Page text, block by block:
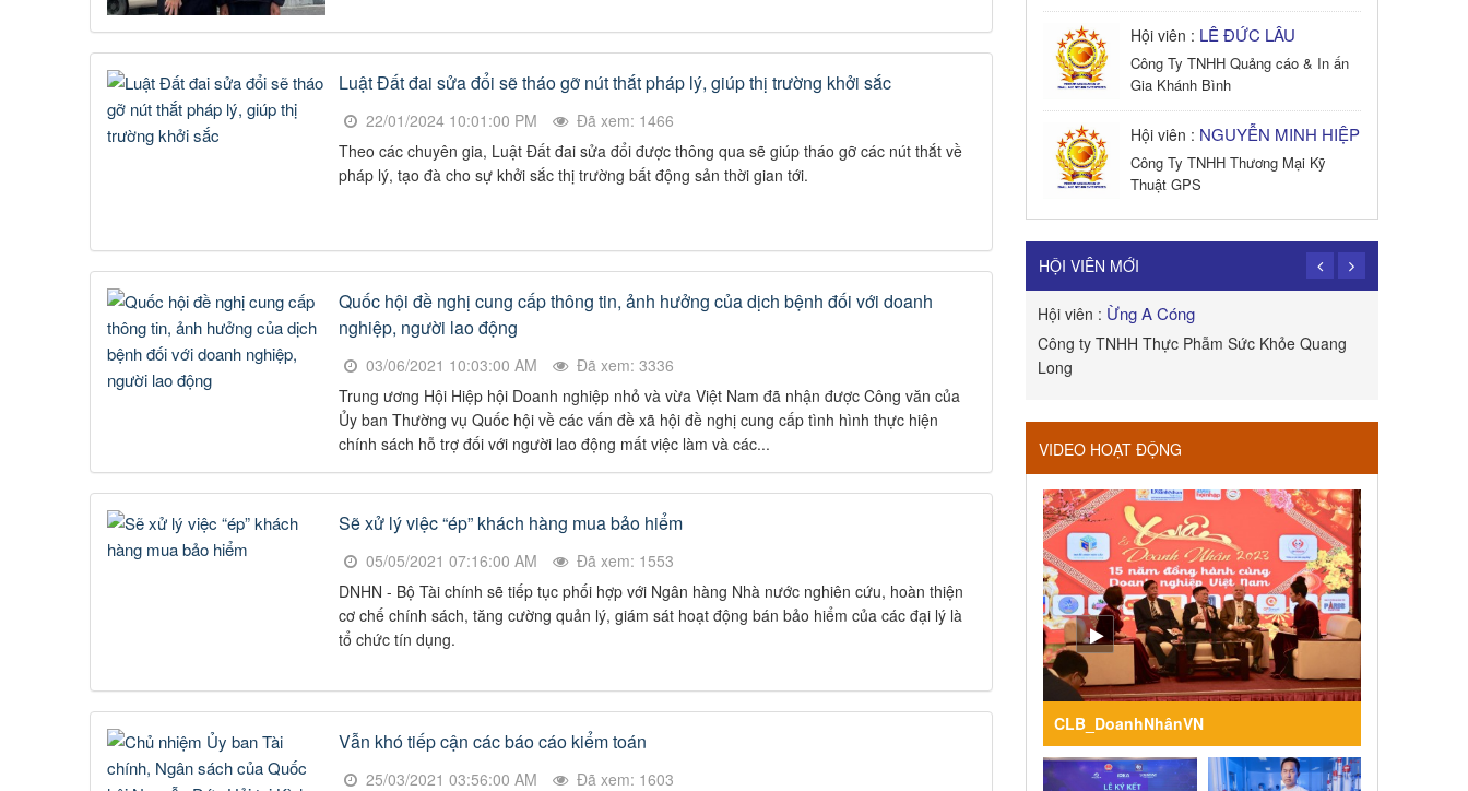
Luật Đất đai sửa đổi sẽ tháo gỡ nút thắt pháp lý, giúp thị trường khởi sắc
22/01/2024 10:01:00 PM
Đã xem: 1466
Theo các chuyên gia, Luật Đất đai sửa đổi được thông qua sẽ giúp tháo gỡ các nút thắt về
pháp lý, tạo đà cho sự khởi sắc thị trường bất động sản thời gian tới.
Quốc hội đề nghị cung cấp thông tin, ảnh hưởng của dịch bệnh đối với doanh
nghiệp, người lao động
03/06/2021 10:03:00 AM
Đã xem: 3336
Trung ương Hội Hiệp hội Doanh nghiệp nhỏ và vừa Việt Nam đã nhận được Công văn của
Ủy ban Thường vụ Quốc hội về các vấn đề xã hội đề nghị cung cấp tình hình thực hiện
chính sách hỗ trợ đối với người lao động mất việc làm và các...
Sẽ xử lý việc “ép” khách hàng mua bảo hiểm
05/05/2021 07:16:00 AM
Đã xem: 1553
DNHN - Bộ Tài chính sẽ tiếp tục phối hợp với Ngân hàng Nhà nước nghiên cứu, hoàn thiện
cơ chế chính sách, tăng cường quản lý, giám sát hoạt động bán bảo hiểm của các đại lý là
tổ chức tín dụng.
Vẫn khó tiếp cận các báo cáo kiểm toán
25/03/2021 03:56:00 AM
Đã xem: 1603
Hội viên : LÊ ĐỨC LÂU
Công Ty TNHH Quảng cáo & In ấn
Gia Khánh Bình
Hội viên : NGUYỄN MINH HIỆP
Công Ty TNHH Thương Mại Kỹ
Thuật GPS
PHONG
Công Ty TNHH Dịch vụ Cuộc Sống
Hạnh Phúc
HỘI VIÊN MỚI
NGUYỄN MINH CHÁNH
Ty TNHH MTV Nhà Đất Cần Thơ 9999
Hội viên :TRƯƠNG CÔNG VŨ
Công Ty Cổ Phần Công Nghệ Năng Lượng
Toàn Cầu
Hội viên :Đặng Thị Như Ý Hội viên : Ừng A Cóng
Công ty TNHH Thực Phẫm Sức Khỏe Quang
Long
VIDEO HOẠT ĐỘNG
CLB_DoanhNhânVN